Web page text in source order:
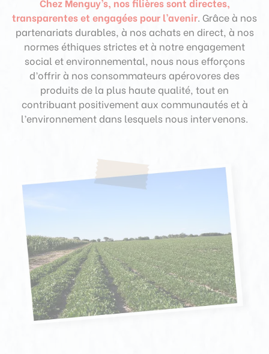
Chez Menguy’s, nos filières sont directes,
transparentes et engagées pour l’avenir. Grâce à nos
partenariats durables, à nos achats en direct, à nos
normes éthiques strictes et à notre engagement
social et environnemental, nous nous efforçons
d’offrir à nos consommateurs apérovores des
produits de la plus haute qualité, tout en
contribuant positivement aux communautés et à
l’environnement dans lesquels nous intervenons.